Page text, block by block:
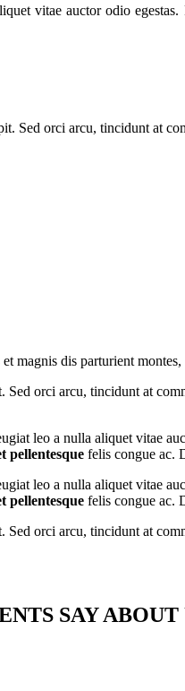
vitae auctor odio
Sed orci arcu, tincidunt at
magnis dis parturient
orci arcu, tincidunt at
leo a nulla aliquet vitae
pellentesque felis congue ac.
leo a nulla aliquet vitae
pellentesque felis congue ac.
orci arcu, tincidunt at
SAY ABOUT